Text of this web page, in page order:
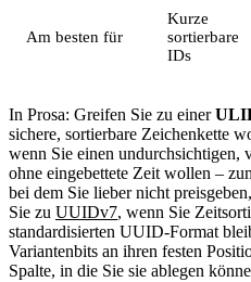
Am besten für
Kurze
sortierbare
IDs
In Prosa: Greifen Sie zu einer
sichere, sortierbare Zeichenkette
wenn Sie einen
ohne eingebettete Zeit wollen –
bei dem Sie lieber nicht
Sie zu UUIDv7, wenn Sie
standardisierten UUID-Format
Variantenbits an ihren festen
Spalte, in die Sie sie ablegen